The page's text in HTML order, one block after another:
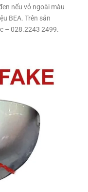
nếu vỏ ngoài màu
BEA. Trên sản
– 028.2243 2499.